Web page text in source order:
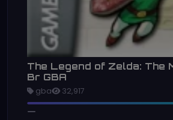
The Legend of Zelda: The
Br GBA
gba 32,917